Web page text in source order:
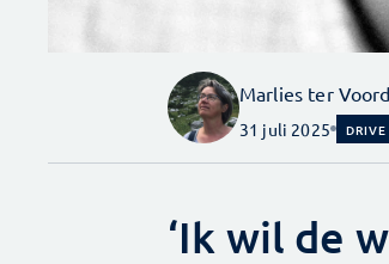
Marlies ter
31 juli 2025 DRIVE
‘Ik wil de